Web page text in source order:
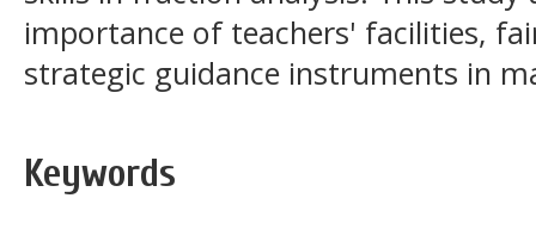
importance of teachers' facilities,
strategic guidance instruments in
Keywords